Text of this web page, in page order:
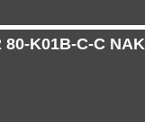
K01B-C-C NAK